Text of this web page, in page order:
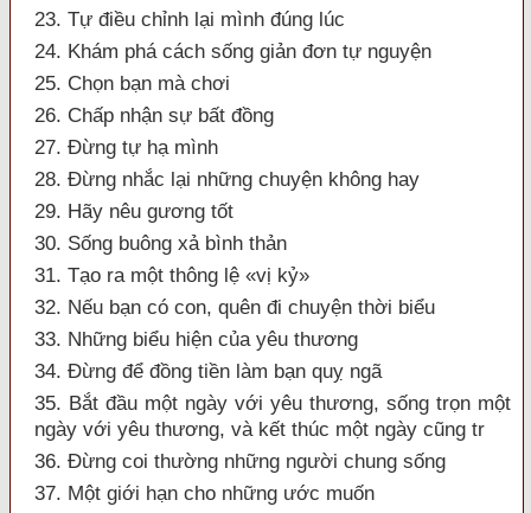
23. Tự điều chỉnh lại mình đúng lúc
24. Khám phá cách sống giản đơn tự nguyện
25. Chọn bạn mà chơi
26. Chấp nhận sự bất đồng
27. Đừng tự hạ mình
28. Đừng nhắc lại những chuyện không hay
29. Hãy nêu gương tốt
30. Sống buông xả bình thản
31. Tạo ra một thông lệ «vị kỷ»
32. Nếu bạn có con, quên đi chuyện thời biểu
33. Những biểu hiện của yêu thương
34. Đừng để đồng tiền làm bạn quỵ ngã
35. Bắt đầu một ngày với yêu thương, sống trọn một
ngày với yêu thương, và kết thúc một ngày cũng tr
36. Đừng coi thường những người chung sống
37. Một giới hạn cho những ước muốn